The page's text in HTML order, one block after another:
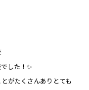
した！✨
がたくさんありとても